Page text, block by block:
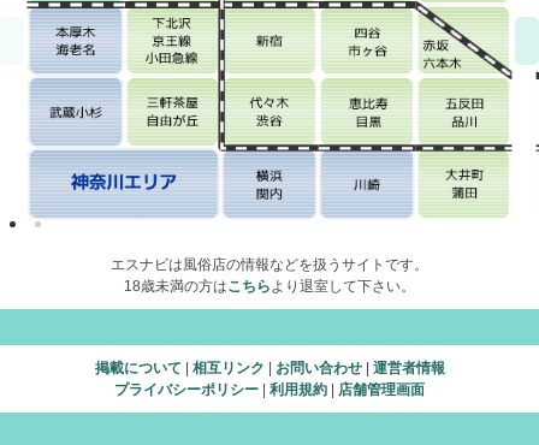
エスナビは風俗店の情報などを扱うサイトです。
18歳未満の方はこちらより退室して下さい。
掲載について 相互リンク お問い合わせ| 運営者情報
プライバシーポリシー
利用規約 店舗管理画面